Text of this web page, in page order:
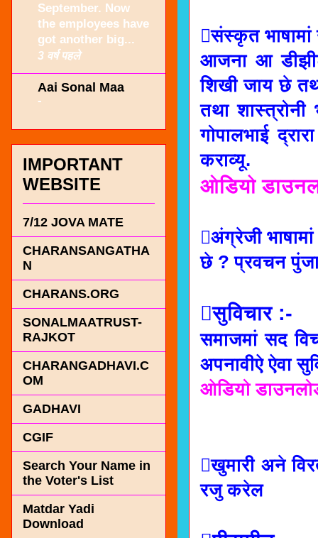
संस्कृत भाषामां
आजना आ
शिखी जाय छे
तथा शास्त्रोनी
गोपालभाई
कराव्यू.
ओडियो
अंग्रेजी
छे ? प्रवचन
सुविचार :-
समाजमां सद
अपनावीऐ ऐवा
ओडियो
खुमारी अने
रजु करेल
September. Now
the employees have
got another big...
3 वर्ष पहले
Aai Sonal Maa
-
IMPORTANT
WEBSITE
7/12 JOVA MATE
CHARANSANGATHA
N
CHARANS.ORG
SONALMAATRUST-
RAJKOT
CHARANGADHAVI.C
OM
GADHAVI
CGIF
Search Your Name in
the Voter's List
Matdar Yadi
Download